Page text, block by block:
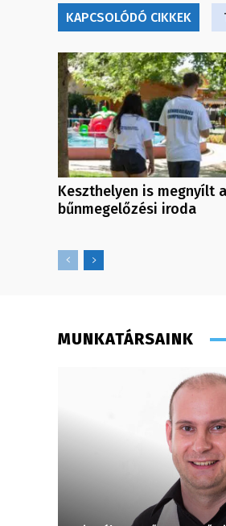
KAPCSOLÓDÓ CIKKEK
Keszthelyen is megnyílt a
bűnmegelőzési iroda
MUNKATÁRSAINK